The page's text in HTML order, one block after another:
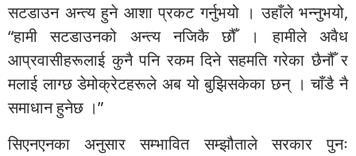
सटडाउन अन्त्य हुने आशा प्रकट गर्नुभयो । उहाँले भन्नुभयो,
“हामी सटडाउनको अन्त्य नजिकै छौँ । हामीले अवैध
आप्रवासीहरूलाई कुनै पनि रकम दिने सहमति गरेका छैनौँ र
मलाई लाग्छ डेमोक्रेटहरूले अब यो बुझिसकेका छन् । चाँडै नै
समाधान हुनेछ ।”
सिएनएनका अनुसार सम्भावित सम्झौताले सरकार पुनः